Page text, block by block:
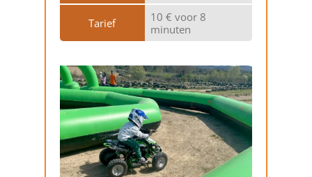
Tarief
10 € voor 8
minuten